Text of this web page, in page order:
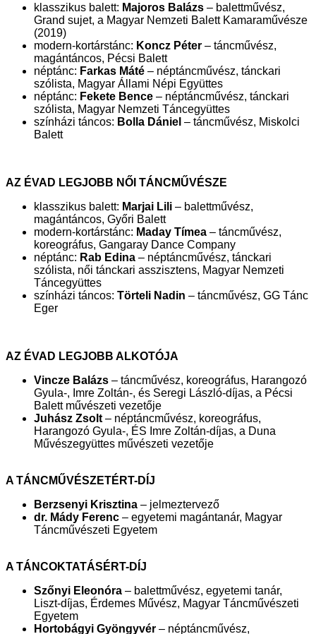
klasszikus balett: Majoros Balázs – balettművész,
Grand sujet, a Magyar Nemzeti Balett Kamaraművésze
(2019)
modern-kortárstánc: Koncz Péter – táncművész,
magántáncos, Pécsi Balett
néptánc: Farkas Máté – néptáncművész, tánckari
szólista, Magyar Állami Népi Együttes
néptánc: Fekete Bence – néptáncművész, tánckari
szólista, Magyar Nemzeti Táncegyüttes
színházi táncos: Bolla Dániel – táncművész, Miskolci
Balett
AZ ÉVAD LEGJOBB NŐI TÁNCMŰVÉSZE
klasszikus balett: Marjai Lili – balettművész,
magántáncos, Győri Balett
modern-kortárstánc: Maday Tímea – táncművész,
koreográfus, Gangaray Dance Company
néptánc: Rab Edina – néptáncművész, tánckari
szólista, női tánckari asszisztens, Magyar Nemzeti
Táncegyüttes
színházi táncos: Törteli Nadin – táncművész, GG Tánc
Eger
AZ ÉVAD LEGJOBB ALKOTÓJA
Vincze Balázs – táncművész, koreográfus, Harangozó
Gyula-, Imre Zoltán-, és Seregi László-díjas, a Pécsi
Balett művészeti vezetője
Juhász Zsolt – néptáncművész, koreográfus,
Harangozó Gyula-, ÉS Imre Zoltán-díjas, a Duna
Művészegyüttes művészeti vezetője
A TÁNCMŰVÉSZETÉRT-DÍJ
Berzsenyi Krisztina – jelmeztervező
dr. Mády Ferenc – egyetemi magántanár, Magyar
Táncművészeti Egyetem
A TÁNCOKTATÁSÉRT-DÍJ
Szőnyi Eleonóra – balettművész, egyetemi tanár,
Liszt-díjas, Érdemes Művész, Magyar Táncművészeti
Egyetem
Hortobágyi Gyöngyvér – néptáncművész,